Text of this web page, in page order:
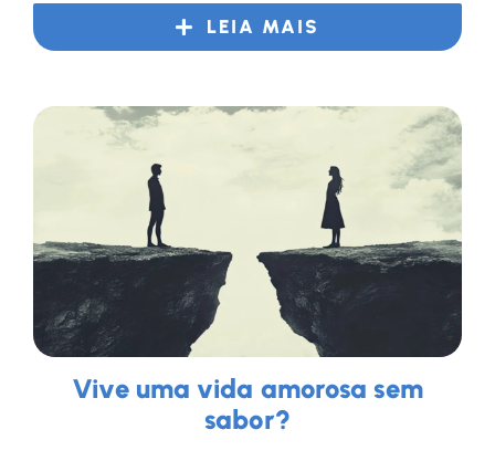
LEIA MAIS
Vive uma vida amorosa sem
sabor?